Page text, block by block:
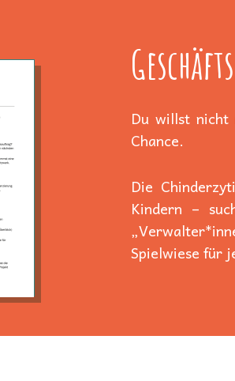
Du willst nicht
Chance.
Die
Kindern –
Spielwiese für